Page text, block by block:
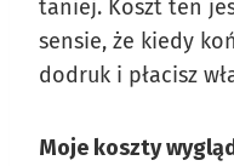
taniej. Koszt ten
sensie, że kiedy
dodruk i płacisz
Moje koszty